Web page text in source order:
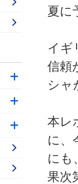
夏に
イギ
信頼
シャ
本レ
に、
にも
果次